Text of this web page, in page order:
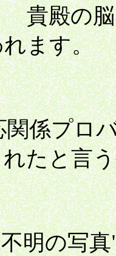
殿の脳
ます。
係プロ
たと言
明の写